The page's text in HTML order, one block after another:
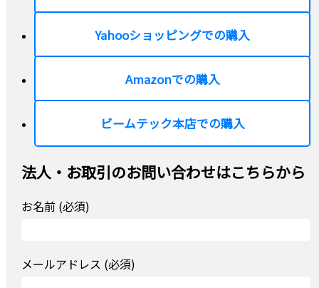
Yahooショッピングでの購入
Amazonでの購入
ビームテック本店での購入
法人・お取引のお問い合わせはこちらから
お名前 (必須)
メールアドレス (必須)